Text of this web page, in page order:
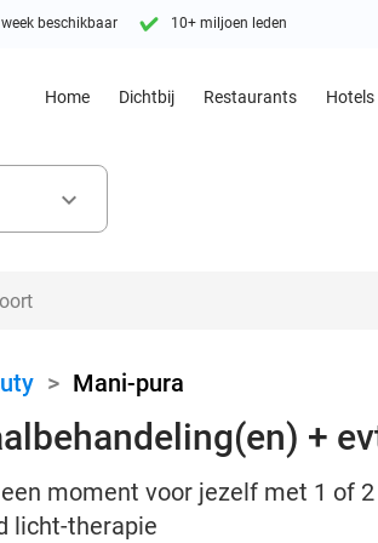
beschikbaar 10+ miljoen leden
Home Dichtbij Restaurants Hotels
keyboard_arrow_down
> Mani-pura
+
moment voor jezelf met 1 of
licht-therapie